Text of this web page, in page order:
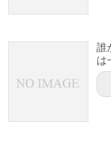
誰
は